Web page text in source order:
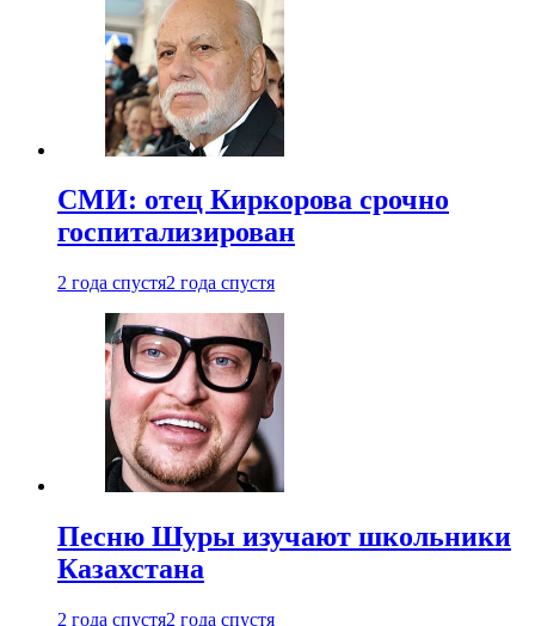
СМИ: отец Киркорова срочно
госпитализирован
2 года спустя2 года спустя
Песню Шуры изучают школьники
Казахстана
2 года спустя2 года спустя